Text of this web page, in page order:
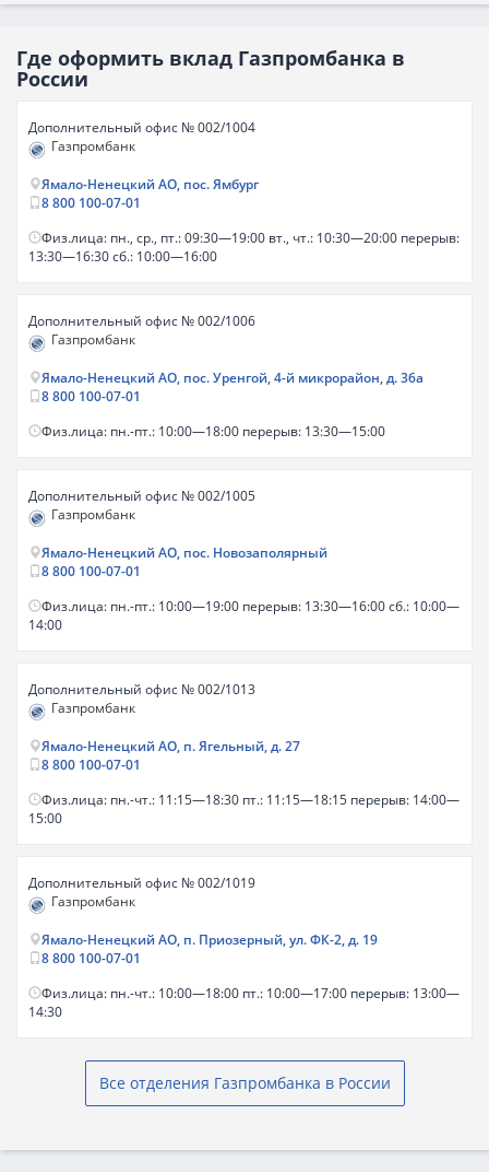
Где оформить вклад Газпромбанка в
России
Дополнительный офис № 002/1004
Газпромбанк
Ямало-Ненецкий АО, пос. Ямбург
8 800 100-07-01
Физ.лица: пн., ср., пт.: 09:30—19:00 вт., чт.: 10:30—20:00 перерыв:
13:30—16:30 сб.: 10:00—16:00
Дополнительный офис № 002/1006
Газпромбанк
Ямало-Ненецкий АО, пос. Уренгой, 4-й микрорайон, д. 36а
8 800 100-07-01
Физ.лица: пн.-пт.: 10:00—18:00 перерыв: 13:30—15:00
Дополнительный офис № 002/1005
Газпромбанк
Ямало-Ненецкий АО, пос. Новозаполярный
8 800 100-07-01
Физ.лица: пн.-пт.: 10:00—19:00 перерыв: 13:30—16:00 сб.: 10:00—
14:00
Дополнительный офис № 002/1013
Газпромбанк
Ямало-Ненецкий АО, п. Ягельный, д. 27
8 800 100-07-01
Физ.лица: пн.-чт.: 11:15—18:30 пт.: 11:15—18:15 перерыв: 14:00—
15:00
Дополнительный офис № 002/1019
Газпромбанк
Ямало-Ненецкий АО, п. Приозерный, ул. ФК-2, д. 19
8 800 100-07-01
Физ.лица: пн.-чт.: 10:00—18:00 пт.: 10:00—17:00 перерыв: 13:00—
14:30
Все отделения Газпромбанка в России